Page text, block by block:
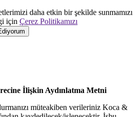
daha etkin bir şekilde sunmamızı
için Çerez Politikamızı
İlişkin Aydınlatma Metni
müteakiben verileriniz Koca &